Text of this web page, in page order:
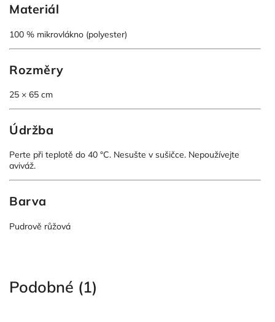
Materiál
100 % mikrovlákno (polyester)
Rozměry
25 × 65 cm
Údržba
Perte při teplotě do 40 °C. Nesušte v sušičce. Nepoužívejte
aviváž.
Barva
Pudrově růžová
Podobné (1)